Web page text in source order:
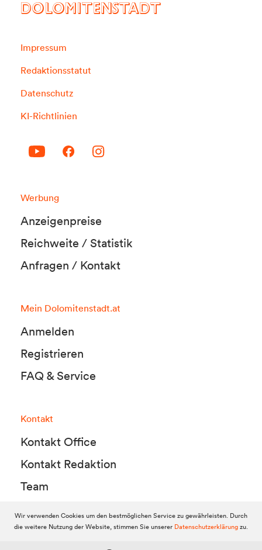
DOLOMITENSTADT
Impressum
Redaktionsstatut
Datenschutz
KI-Richtlinien
Werbung
Anzeigenpreise
Reichweite / Statistik
Anfragen / Kontakt
Mein Dolomitenstadt.at
Anmelden
Registrieren
FAQ & Service
Kontakt
Kontakt Office
Kontakt Redaktion
Team
© 2010-2026 Dolomitenstadt.at
Wir verwenden Cookies um den bestmöglichen Service zu gewährleisten. Durch
die weitere Nutzung der Website, stimmen Sie unserer Datenschutzerklärungzu.